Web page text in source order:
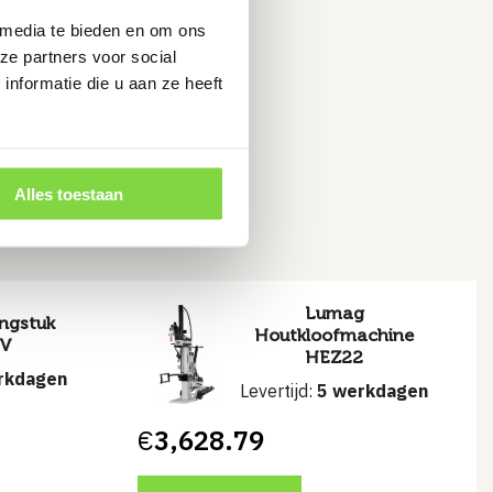
te bieden en om ons
partners voor social
die u aan ze heeft
Alles toestaan
Lumag
Houtkloofmachine
HEZ22
Levertijd:5 werkdagen
€3,628.79